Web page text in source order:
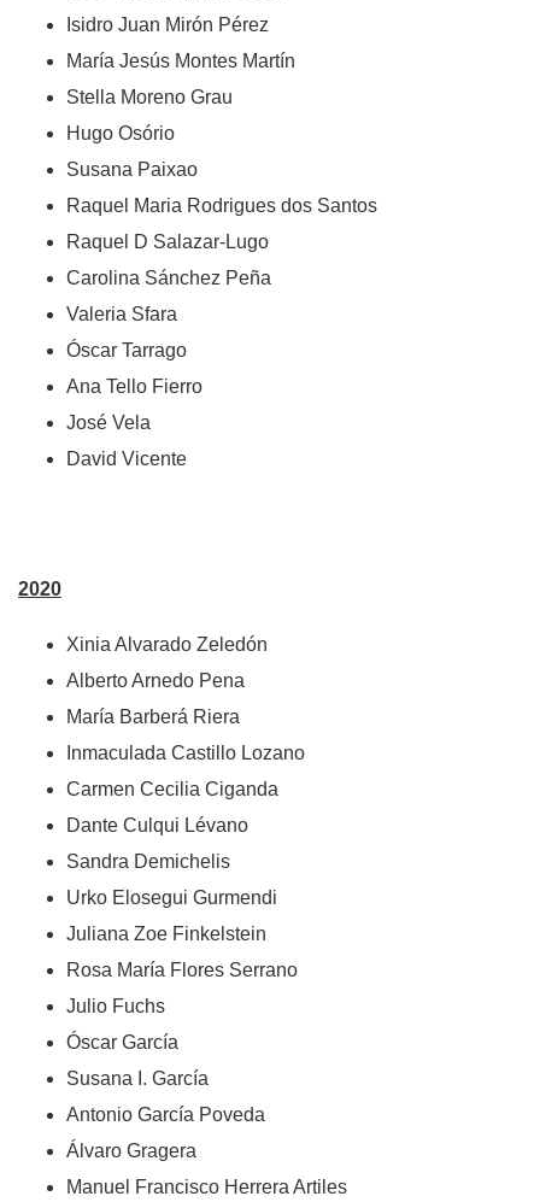
Isidro Juan Mirón Pérez
María Jesús Montes Martín
Stella Moreno Grau
Hugo Osório
Susana Paixao
Raquel Maria Rodrigues dos Santos
Raquel D Salazar-Lugo
Carolina Sánchez Peña
Valeria Sfara
Óscar Tarrago
Ana Tello Fierro
José Vela
David Vicente
2020
Xinia Alvarado Zeledón
Alberto Arnedo Pena
María Barberá Riera
Inmaculada Castillo Lozano
Carmen Cecilia Ciganda
Dante Culqui Lévano
Sandra Demichelis
Urko Elosegui Gurmendi
Juliana Zoe Finkelstein
Rosa María Flores Serrano
Julio Fuchs
Óscar García
Susana I. García
Antonio García Poveda
Álvaro Gragera
Manuel Francisco Herrera Artiles